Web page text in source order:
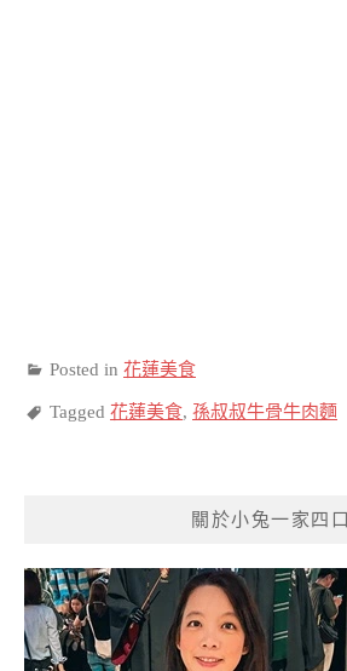
Posted in 花蓮美食
Tagged 花蓮美食, 孫叔叔牛骨牛肉麵
關於小兔一家四口